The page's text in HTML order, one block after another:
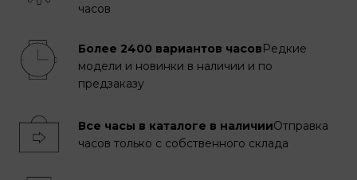
часов
Более 2400 вариантов часовРедкие
модели и новинки в наличии и по
предзаказу
Все часы в каталоге в наличииОтправка
часов только с собственного склада